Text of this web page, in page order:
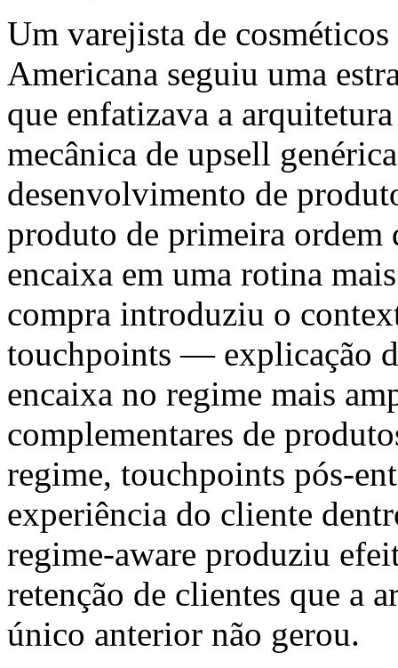
Um varejista de
Americana seguiu uma
que enfatizava a
mecânica de upsell
desenvolvimento de
produto de primeira ordem
encaixa em uma rotina
compra introduziu o
touchpoints — explicação
encaixa no regime mais
complementares de
regime, touchpoints pós-
experiência do cliente
regime-aware produziu
retenção de clientes que a
único anterior não gerou.